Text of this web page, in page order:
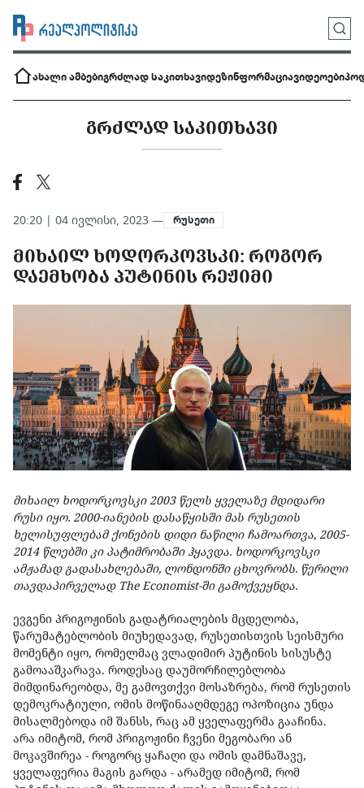
ახალი ამბებიგრძლად საკითხავიდეზინფორმაციავიდეოები
ᲒᲠᲫᲚᲐᲓ ᲡᲐᲙᲘᲗᲮᲐᲕᲘ
20:20 | 04 ივლისი, 2023 — რუსეთი
ᲛᲘᲮᲐᲘᲚ ᲮᲝᲓᲝᲠᲙᲝᲕᲡᲙᲘ: ᲠᲝᲒᲝᲠ
ᲓᲐᲔᲛᲮᲝᲑᲐ ᲞᲣᲢᲘᲜᲘᲡ ᲠᲔᲟᲘᲛᲘ
მიხაილ ხოდორკოვსკი 2003 წელს ყველაზე მდიდარი
რუსი იყო. 2000-იანების დასაწყისში მას რუსეთის
ხელისუფლებამ ქონების დიდი ნაწილი ჩამოართვა, 2005-
2014 წლებში კი პატიმრობაში ჰყავდა. ხოდორკოვსკი
ამჟამად გადასახლებაში, ლონდონში ცხოვრობს. წერილი
თავდაპირველად The Economist-შიგამოქვეყნდა.
ევგენი პრიგოჟინის გადატრიალების მცდელობა,
წარუმატებლობის მიუხედავად, რუსეთისთვის სეისმური
მომენტი იყო, რომელმაც ვლადიმირ პუტინის სისუსტე
გამოააშკარავა. როდესაც დაუმორჩილებლობა
მიმდინარეობდა, მე გამოვთქვი მოსაზრება, რომ რუსეთის
დემოკრატიული, ომის მოწინააღმდეგე ოპოზიცია უნდა
მისალმებოდა იმ შანსს, რაც ამ ყველაფერმა გააჩინა.
არა იმიტომ, რომ პრიგოჟინი ჩვენი მეგობარი ან
მოკავშირეა - როგორც ყაჩაღი და ომის დამნაშავე,
ყველაფერია მაგის გარდა - არამედ იმიტომ, რომ